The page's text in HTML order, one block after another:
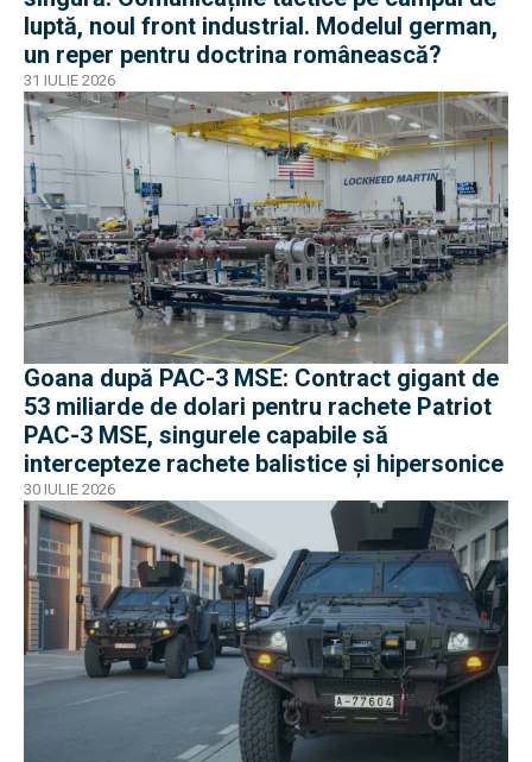
luptă, noul front industrial. Modelul german,
un reper pentru doctrina românească?
31 IULIE 2026
Goana după PAC-3 MSE: Contract gigant de
53 miliarde de dolari pentru rachete Patriot
PAC-3 MSE, singurele capabile să
intercepteze rachete balistice și hipersonice
30 IULIE 2026